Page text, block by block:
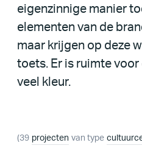
eigenzinnige manier
elementen van de
maar krijgen op deze
toets. Er is ruimte
veel kleur.
(39 projecten van type